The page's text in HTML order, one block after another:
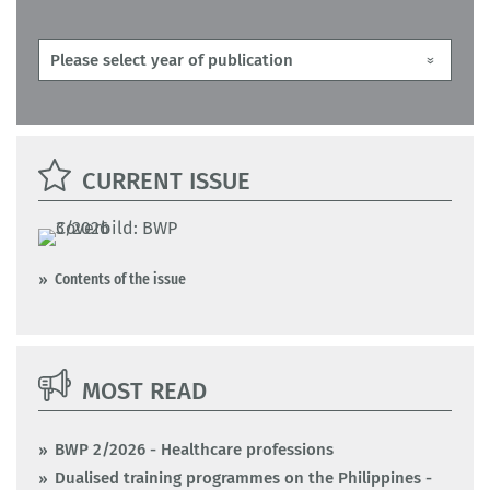
CURRENT ISSUE
Contents of the issue
MOST READ
BWP 2/2026 - Healthcare professions
Dualised training programmes on the Philippines -